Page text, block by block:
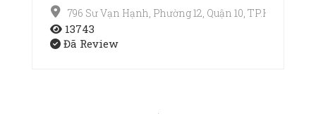
796 Sư Vạn Hạnh, Phường 12, Quận 10, TP.HCM
13743
Đã Review